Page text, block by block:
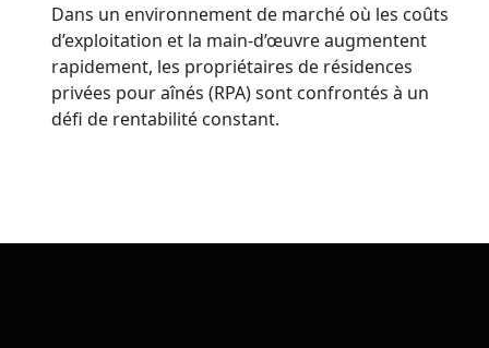
Dans un environnement de marché où les coûts
d’exploitation et la main-d’œuvre augmentent
rapidement, les propriétaires de résidences
privées pour aînés (RPA) sont confrontés à un
défi de rentabilité constant.